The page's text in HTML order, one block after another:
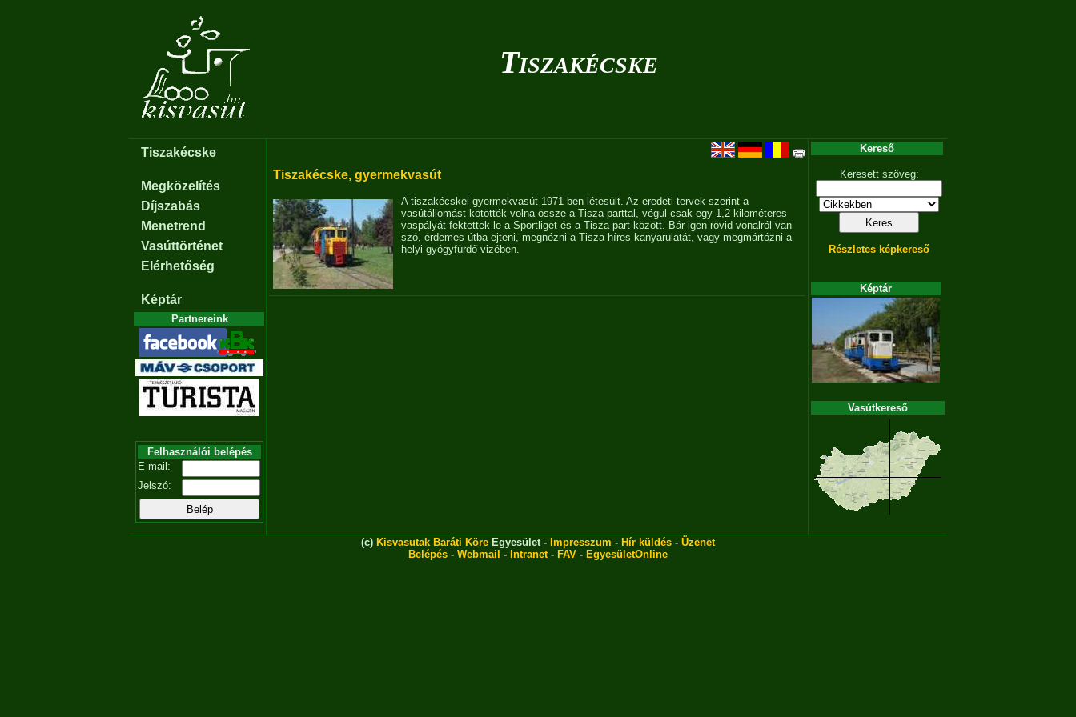
Tiszakécske
Tiszakécske
Megközelítés
Díjszabás
Menetrend
Vasúttörténet
Elérhetőség
Képtár
Partnereink
Felhasználói belépés
E-mail:
Jelszó:
Tiszakécske, gyermekvasút
A tiszakécskei gyermekvasút 1971-ben létesült. Az eredeti tervek szerint a
vasútállomást kötötték volna össze a Tisza-parttal, végül csak egy 1,2 kilométeres
vaspályát fektettek le a Sportliget és a Tisza-part között. Bár igen rövid vonalról van
szó, érdemes útba ejteni, megnézni a Tisza híres kanyarulatát, vagy megmártózni a
helyi gyógyfürdő vizében.
Kereső
Keresett szöveg:
Részletes képkereső
Képtár
Vasútkereső
(c) Kisvasutak Baráti Köre Egyesület - Impresszum - Hír küldés - Üzenet
Belépés - Webmail - Intranet- FAV - EgyesületOnline